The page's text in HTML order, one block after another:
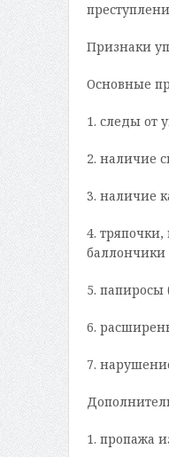
Признаки
Основные
1. следы от
2. наличие
3. наличие
4.
5. папиросы
6.
7.
1. пропажа